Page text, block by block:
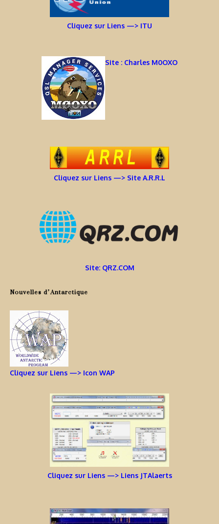
Cliquez sur Liens —> ITU
Site : Charles M0OXO
Cliquez sur Liens —> Site A.R.R.L
Site: QRZ.COM
Nouvelles d’Antarctique
Cliquez sur Liens —> Icon WAP
Cliquez sur Liens —> Liens JTAlaerts